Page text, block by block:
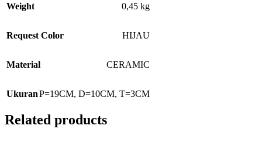
Weight
0,45 kg
Request Color HIJAU
Material CERAMIC
UkuranP=19CM, D=10CM, T=3CM
Related products